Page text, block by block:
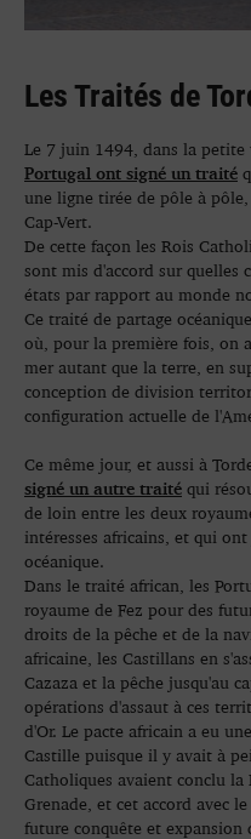
Les Traités de
Le 7 juin 1494, dans la petite
Portugal ont signé un traité
une ligne tirée de pôle à
Cap-Vert.
De cette façon les Rois
sont mis d'accord sur quelles
états par rapport au monde
Ce traité de partage
où, pour la première fois, on
mer autant que la terre, en
conception de division
configuration actuelle de
Ce même jour, et aussi à
signé un autre traité qui
de loin entre les deux
intéresses africains, et qui
océanique.
Dans le traité african, les
royaume de Fez pour des
droits de la pêche et de la
africaine, les Castillans en
Cazaza et la pêche jusqu'au
opérations d'assaut à ces
d'Or. Le pacte africain a eu
Castille puisque il y avait à
Catholiques avaient conclu la
Grenade, et cet accord avec
future conquête et expansion